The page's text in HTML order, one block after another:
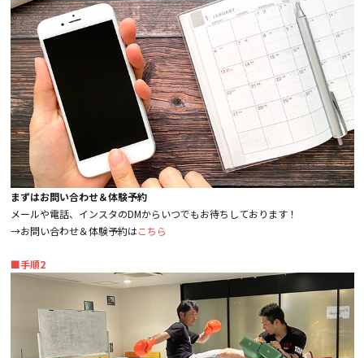
まずはお問い合わせ＆体験予約
メールや電話、インスタのDMからいつでもお待ちしております！
→お問い合わせ＆体験予約はこちら
■手順2